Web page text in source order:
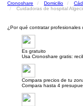
Cronoshare Domicilio
Cuidadoras de hospital
¿Por qué contratar profesionales
Es gratuito
Usa Cronoshare gratis:
Compara precios de tu
Compara hasta 4